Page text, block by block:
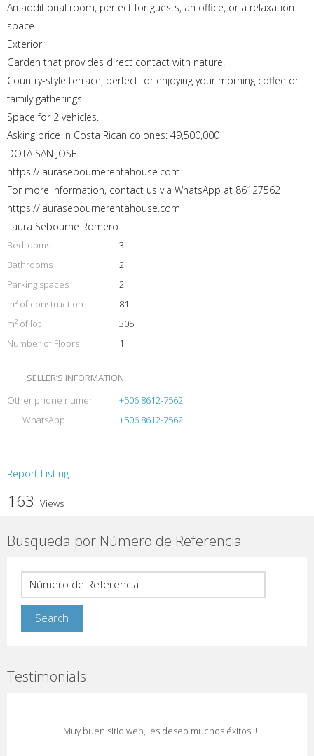
An additional room, perfect for guests, an office, or a relaxation
space.
Exterior
Garden that provides direct contact with nature.
Country-style terrace, perfect for enjoying your morning coffee or
family gatherings.
Space for 2 vehicles.
Asking price in Costa Rican colones: 49,500,000
DOTA SAN JOSE
https://laurasebournerentahouse.com
For more information, contact us via WhatsApp at 86127562
https://laurasebournerentahouse.com
Laura Sebourne Romero
Bedrooms
3
Bathrooms
2
Parking spaces
2
m² of construction
81
m² of lot
305
Number of Floors
1
SELLER’S INFORMATION
Other phone numer
+506 8612-7562
WhatsApp
+506 8612-7562
Report Listing
163 Views
Busqueda por Número de Referencia
Testimonials
Muy buen sitio web, les deseo muchos éxitos!!!